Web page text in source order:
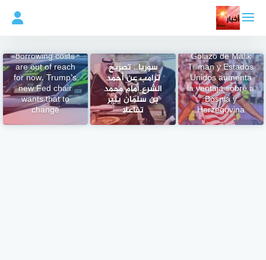
المحتوى
Golazo de Malik
Tillman y Estados
Unidos aumenta
la ventaja sobre a
Bosnia y
Herzegovina
سوريا.. تصريح
ترامب عن أحمد
الشرع أمام محمد
بن سلمان يثير
تفاعلا
borrowing costs
are out of reach
for now. Trump’s
new Fed chair
wants that to
change